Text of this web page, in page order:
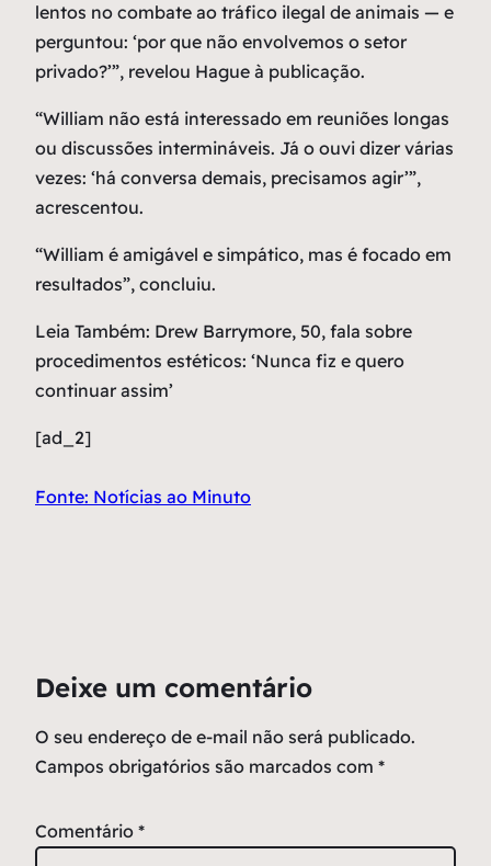
lentos no combate ao tráfico ilegal de animais — e
perguntou: ‘por que não envolvemos o setor
privado?’”, revelou Hague à publicação.
“William não está interessado em reuniões longas
ou discussões intermináveis. Já o ouvi dizer várias
vezes: ‘há conversa demais, precisamos agir’”,
acrescentou.
“William é amigável e simpático, mas é focado em
resultados”, concluiu.
Leia Também: Drew Barrymore, 50, fala sobre
procedimentos estéticos: ‘Nunca fiz e quero
continuar assim’
[ad_2]
Fonte: Notícias ao Minuto
Deixe um comentário
O seu endereço de e-mail não será publicado.
Campos obrigatórios são marcados com *
Comentário *